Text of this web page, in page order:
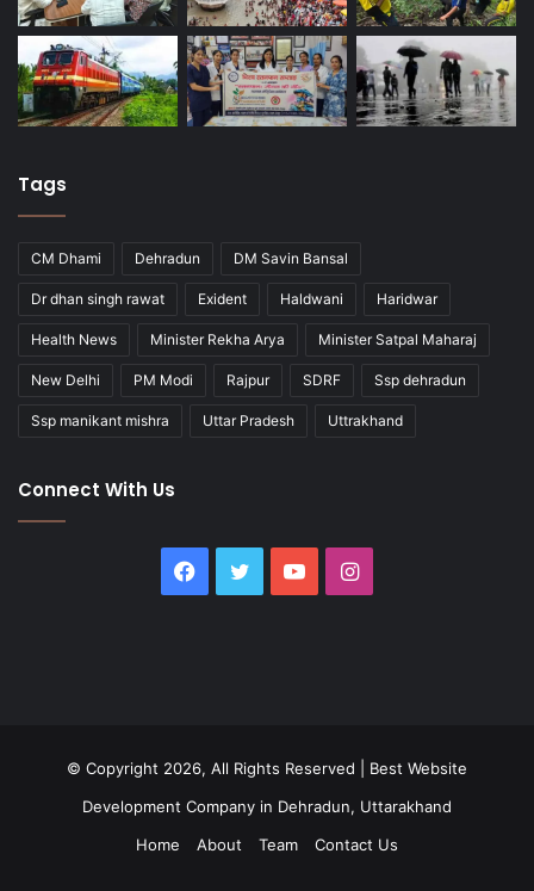
Tags
CM Dhami Dehradun DM Savin Bansal
Dr dhan singh rawat Exident Haldwani Haridwar
Health News Minister Rekha Arya Minister Satpal Maharaj
New Delhi PM Modi Rajpur SDRF Ssp dehradun
Ssp manikant mishra Uttar Pradesh Uttrakhand
Connect With Us
Facebook
Twitter YouTubeInstagram
© Copyright 2026, All Rights Reserved | Best Website
Development Company in Dehradun, Uttarakhand
Home
About Team Contact Us